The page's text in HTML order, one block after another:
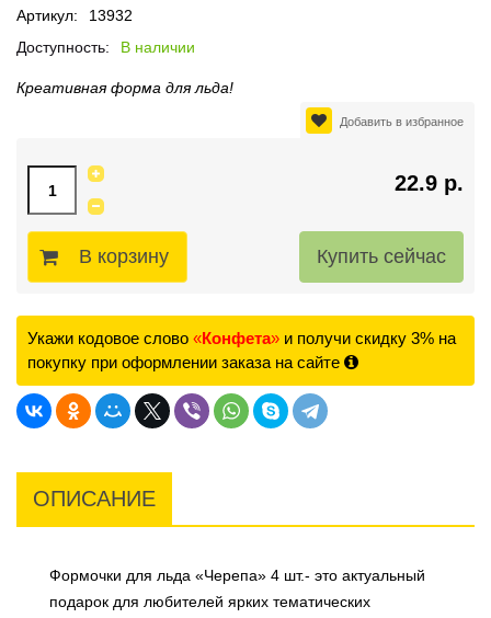
Артикул:
13932
Доступность:
В наличии
Креативная форма для льда!
Добавить в избранное
22.9 р.
В корзину
Укажи кодовое слово «Конфета» и получи скидку 3% на
покупку при оформлении заказа на сайте
ОПИСАНИЕ
Формочки для льда «Черепа» 4 шт.- это актуальный
подарок для любителей ярких тематических